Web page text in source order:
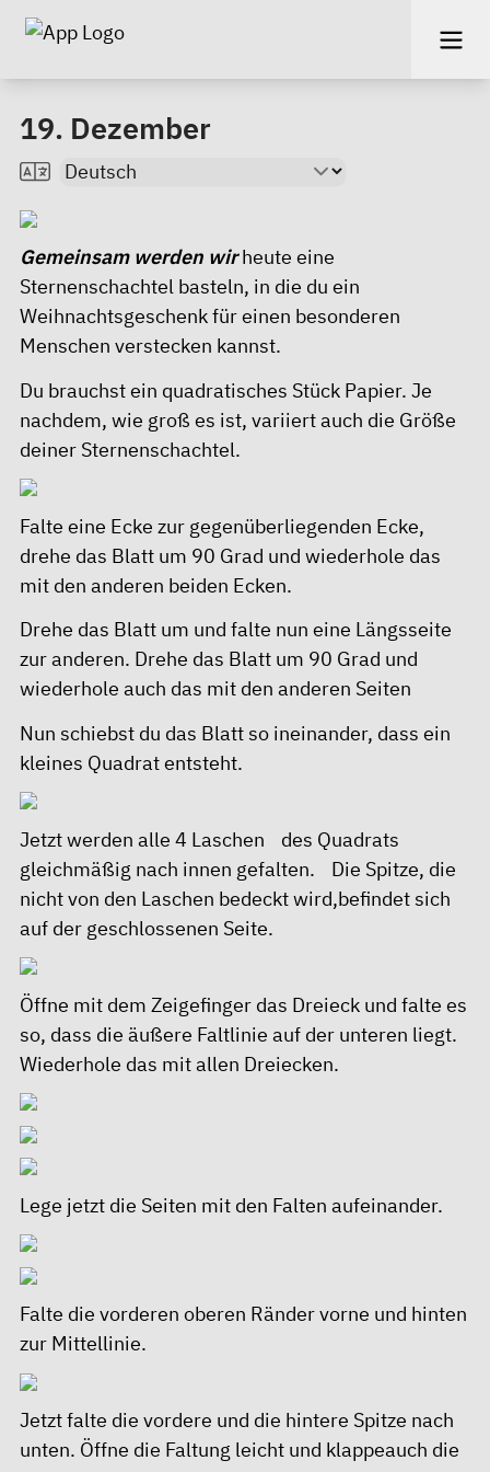
19. Dezember
Gemeinsam werden wirheute eine
Sternenschachtel basteln, in die du ein
Weihnachtsgeschenk für einen besonderen
Menschen verstecken kannst.
Du brauchst ein quadratisches Stück Papier. Je
nachdem, wie groß es ist, variiert auch die Größe
deiner Sternenschachtel.
Falte eine Ecke zur gegenüberliegenden Ecke,
drehe das Blatt um 90 Grad und wiederhole das
mit den anderen beiden Ecken.
Drehe das Blatt um und falte nun eine Längsseite
zur anderen. Drehe das Blatt um 90 Grad und
wiederhole auch das mit den anderen Seiten
Nun schiebst du das Blatt so ineinander, dass ein
kleines Quadrat entsteht.
Jetzt werden alle 4 Laschen des Quadrats
gleichmäßig nach innen gefalten. Die Spitze, die
nicht von den Laschen bedeckt wird,befindet sich
auf der geschlossenen Seite.
Öffne mit dem Zeigefinger das Dreieck und falte es
so, dass die äußere Faltlinie auf der unteren liegt.
Wiederhole das mit allen Dreiecken.
Lege jetzt die Seiten mit den Falten aufeinander.
Falte die vorderen oberen Ränder vorne und hinten
zur Mittellinie.
Jetzt falte die vordere und die hintere Spitze nach
unten. Öffne die Faltung leicht und klappeauch die